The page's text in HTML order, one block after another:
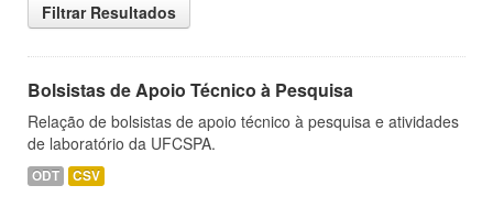
Filtrar Resultados
Bolsistas de Apoio Técnico à Pesquisa
Relação de bolsistas de apoio técnico à pesquisa e atividades
de laboratório da UFCSPA.
ODT CSV